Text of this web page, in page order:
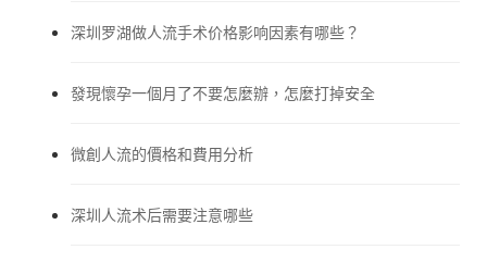
深圳罗湖做人流手术价格影响因素有哪些？
發現懷孕一個月了不要怎麼辦，怎麼打掉安全
微創人流的價格和費用分析
深圳人流术后需要注意哪些